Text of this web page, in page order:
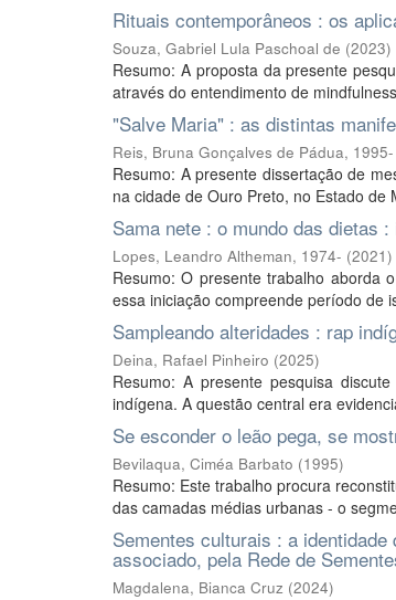
Rituais contemporâneos : os
Souza, Gabriel Lula Paschoal de (2023)
Resumo: A proposta da presente
através do entendimento de
"Salve Maria" : as distintas
Reis, Bruna Gonçalves de Pádua, 1995-
Resumo: A presente dissertação de
na cidade de Ouro Preto, no Estado
Sama nete : o mundo das dietas
Lopes, Leandro Altheman, 1974- (2021)
Resumo: O presente trabalho aborda
essa iniciação compreende período de
Sampleando alteridades : rap
Deina, Rafael Pinheiro (2025)
Resumo: A presente pesquisa
indígena. A questão central era
Se esconder o leão pega, se
Bevilaqua, Ciméa Barbato (1995)
Resumo: Este trabalho procura
das camadas médias urbanas - o
Sementes culturais : a
associado, pela Rede de
Magdalena, Bianca Cruz (2024)